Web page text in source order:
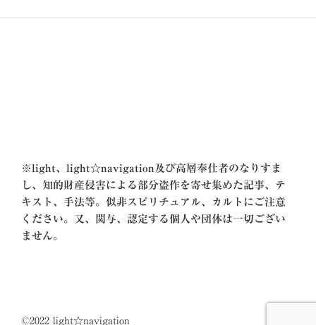
※light、light☆navigation及び高層奉仕者のなりすま
し、知的財産侵害による部分盗作を寄せ集めた記事、テ
キスト、手法等。似非スピリチュアル、カルトにご注意
ください。又、関与、認定する個人や団体は一切ござい
ません。
©2022 light☆navigation